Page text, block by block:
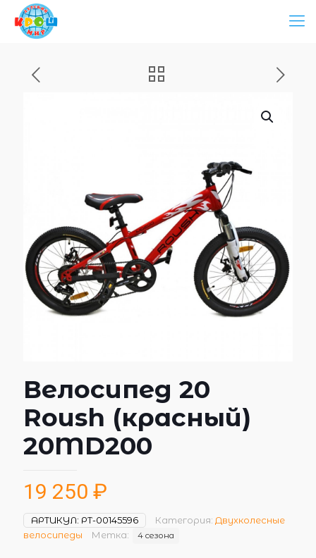
Велосипед 20
Roush (красный)
20MD200
19 250 ₽
АРТИКУЛ: РТ-00145596 Категория: Двухколесные
велосипеды
Метка: 4 сезона